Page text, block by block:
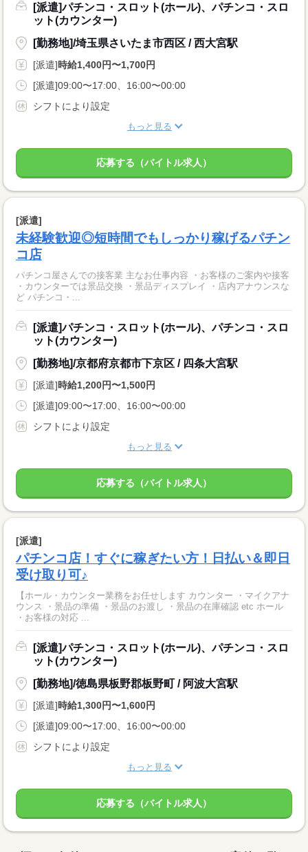
[派遣]パチンコ・スロット(ホール)、パチンコ・スロ
ット(カウンター)
[勤務地]/埼玉県さいたま市西区 / 西大宮駅
[派遣]時給1,400円〜1,700円
[派遣]09:00〜17:00、16:00〜00:00
シフトにより設定
もっと見る
応募する（バイトル求人）
[派遣]
未経験歓迎◎短時間でもしっかり稼げるパチン
コ店
パチンコ屋さんでの接客業 主なお仕事内容 ・お客様のご案内や接客
・カウンターでは景品交換 ・景品ディスプレイ ・店内アナウンスな
ど パチンコ・...
[派遣]パチンコ・スロット(ホール)、パチンコ・スロ
ット(カウンター)
[勤務地]/京都府京都市下京区 / 四条大宮駅
[派遣]時給1,200円〜1,500円
[派遣]09:00〜17:00、16:00〜00:00
シフトにより設定
もっと見る
応募する（バイトル求人）
[派遣]
パチンコ店！すぐに稼ぎたい方！日払い＆即日
受け取り可♪
【ホール・カウンター業務をお任せします カウンター ・マイクアナ
ウンス ・景品の準備 ・景品のお渡し ・景品の在庫確認 etc ホール
・お客様の対応 ...
[派遣]パチンコ・スロット(ホール)、パチンコ・スロ
ット(カウンター)
[勤務地]/徳島県板野郡板野町 / 阿波大宮駅
[派遣]時給1,300円〜1,600円
[派遣]09:00〜17:00、16:00〜00:00
シフトにより設定
もっと見る
応募する（バイトル求人）